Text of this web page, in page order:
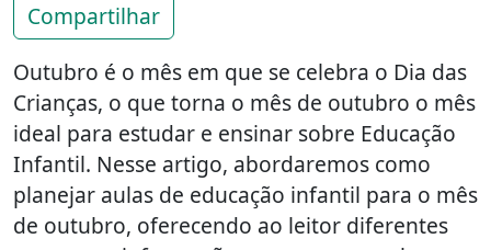
Compartilhar
Outubro é o mês em que se celebra o Dia das
Crianças, o que torna o mês de outubro o mês
ideal para estudar e ensinar sobre Educação
Infantil. Nesse artigo, abordaremos como
planejar aulas de educação infantil para o mês
de outubro, oferecendo ao leitor diferentes